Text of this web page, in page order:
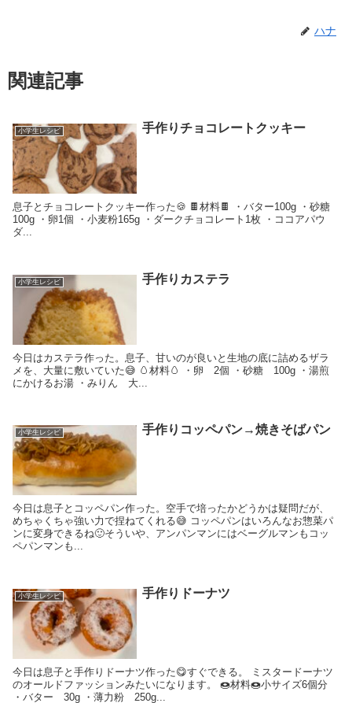
ハナ
関連記事
小学生レシピ 手作りチョコレートクッキー
息子とチョコレートクッキー作った🍪 🍫材料🍫 ・バター100g ・砂糖
100g ・卵1個 ・小麦粉165g ・ダークチョコレート1枚 ・ココアパウ
ダ...
小学生レシピ 手作りカステラ
今日はカステラ作った。息子、甘いのが良いと生地の底に詰めるザラ
メを、大量に敷いていた😅 🥚材料🥚 ・卵 2個 ・砂糖 100g ・湯煎
にかけるお湯 ・みりん 大...
小学生レシピ 手作りコッペパン→焼きそばパン
今日は息子とコッペパン作った。空手で培ったかどうかは疑問だが、
めちゃくちゃ強い力で捏ねてくれる😅 コッペパンはいろんなお惣菜パ
ンに変身できるね🙂そういや、アンパンマンにはベーグルマンもコッ
ペパンマンも...
小学生レシピ 手作りドーナツ
今日は息子と手作りドーナツ作った😋すぐできる。 ミスタードーナツ
のオールドファッションみたいになります。 🍩材料🍩小サイズ6個分
・バター 30g ・薄力粉 250g...